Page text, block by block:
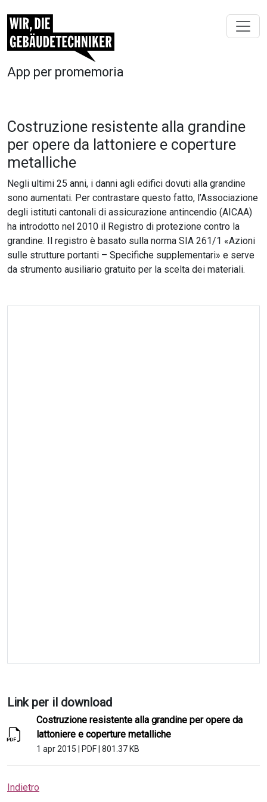
App per promemoria
Costruzione resistente alla grandine
per opere da lattoniere e coperture
metalliche
Negli ultimi 25 anni, i danni agli edifici dovuti alla grandine
sono aumentati. Per contrastare questo fatto, l’Associazione
degli istituti cantonali di assicurazione antincendio (AICAA)
ha introdotto nel 2010 il Registro di protezione contro la
grandine. Il registro è basato sulla norma SIA 261/1 «Azioni
sulle strutture portanti – Specifiche supplementari» e serve
da strumento ausiliario gratuito per la scelta dei materiali.
Link per il download
Costruzione resistente alla grandine per opere da
lattoniere e coperture metalliche
1 apr 2015 PDF 801.37 KB
Indietro